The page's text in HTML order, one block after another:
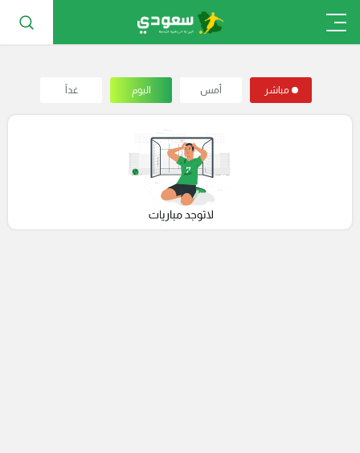
مباشر أمس اليوم غداً